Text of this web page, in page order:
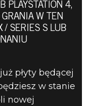
PLAYSTATION 4,
W TEN
/ SERIES S LUB
płyty będącej
w stanie
nowej